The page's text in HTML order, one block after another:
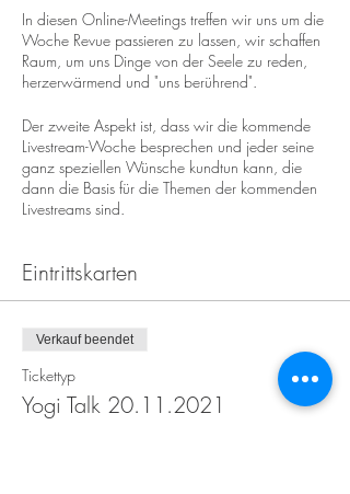
In diesen Online-Meetings treffen wir uns um die
Woche Revue passieren zu lassen, wir schaffen
Raum, um uns Dinge von der Seele zu reden,
herzerwärmend und "uns berührend".
Der zweite Aspekt ist, dass wir die kommende
Livestream-Woche besprechen und jeder seine
ganz speziellen Wünsche kundtun kann, die
dann die Basis für die Themen der kommenden
Livestreams sind.
Eintrittskarten
Verkauf beendet
Tickettyp
Yogi Talk 20.11.2021